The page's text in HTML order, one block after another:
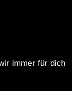
immer für dich